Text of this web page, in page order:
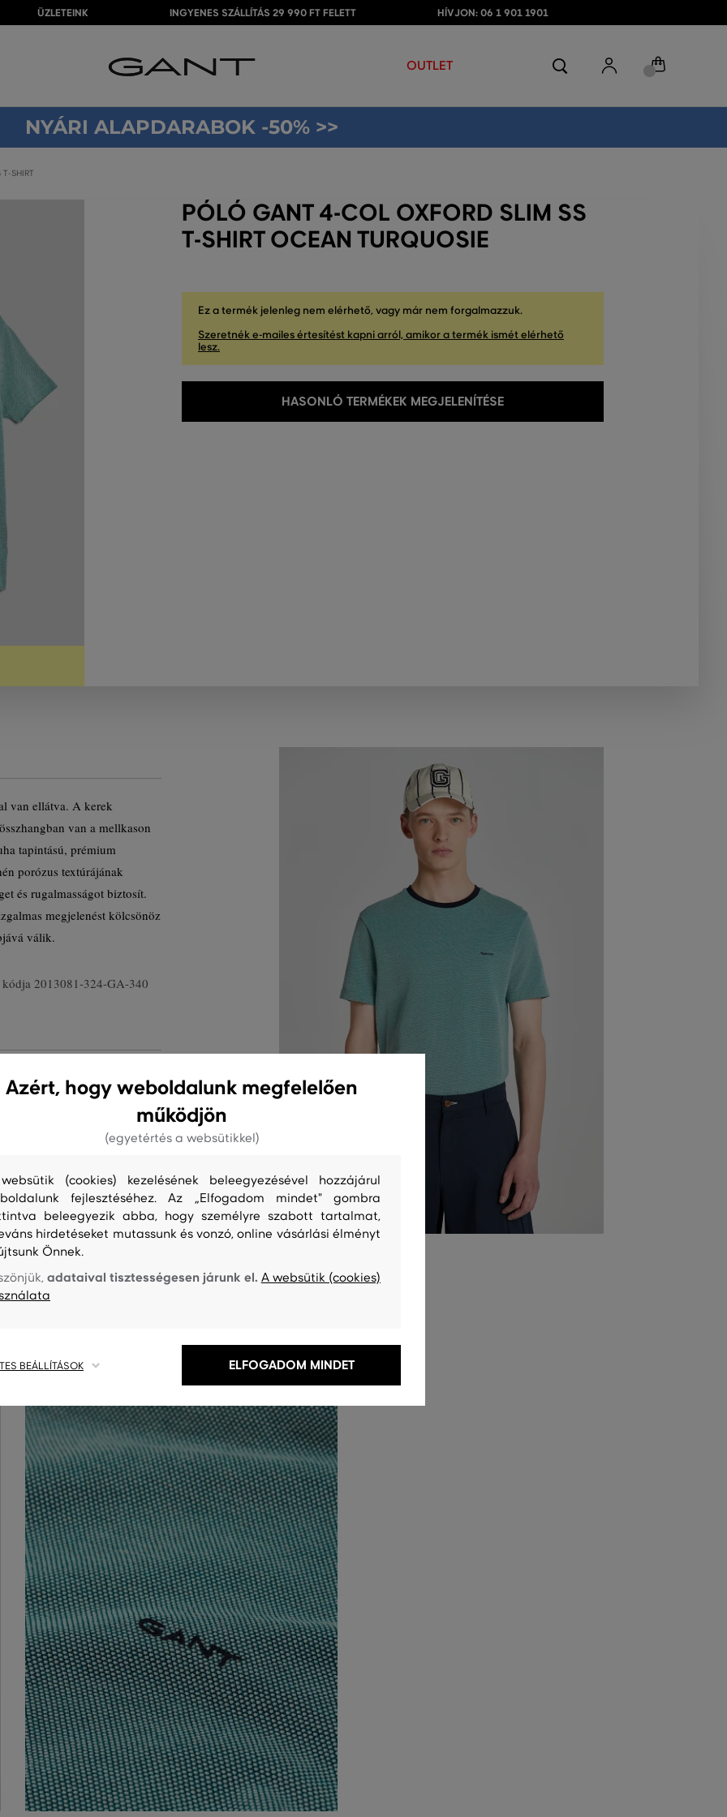
ÜZLETEINK INGYENES SZÁLLÍTÁS 29 990 FT FELETT HÍVJON: 06 1 901 1901
OUTLET
NYÁRI ALAPDARABOK -50% >>
SHIRT
PÓLÓ GANT 4-COL OXFORD SLIM SS
T-SHIRT OCEAN TURQUOSIE
Ez a termék jelenleg nem elérhető, vagy már nem forgalmazzuk.
Szeretnék e-mailes értesítést kapni arról, amikor a termék ismét elérhető
lesz.
HASONLÓ TERMÉKEK MEGJELENÍTÉSE
van ellátva. A kerek
van a mellkason
tapintású, prémium
porózus textúrájának
és rugalmasságot biztosít.
megjelenést kölcsönöz
válik.
kódja 2013081-324-GA-340
TISZTÍTÁS
Azért, hogy weboldalunk megfelelően
működjön
(egyetértés a websütikkel)
(cookies) kezelésének beleegyezésével hozzájárul
fejlesztéséhez. Az „Elfogadom mindet" gombra
beleegyezik abba, hogy személyre szabott tartalmat,
hirdetéseket mutassunk és vonzó, online vásárlási élményt
Önnek.
adataival tisztességesen járunk el. A websütik (cookies)
BEÁLLÍTÁSOK ELFOGADOM MINDET